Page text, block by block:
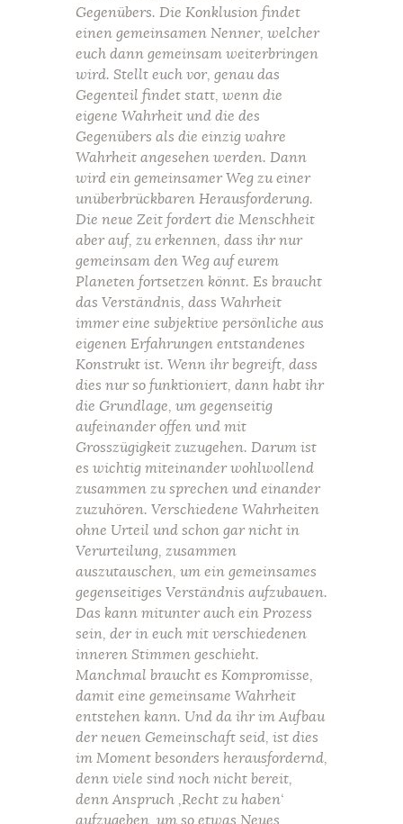
Gegenübers. Die Konklusion findet
einen gemeinsamen Nenner, welcher
euch dann gemeinsam weiterbringen
wird. Stellt euch vor, genau das
Gegenteil findet statt, wenn die
eigene Wahrheit und die des
Gegenübers als die einzig wahre
Wahrheit angesehen werden. Dann
wird ein gemeinsamer Weg zu einer
unüberbrückbaren Herausforderung.
Die neue Zeit fordert die Menschheit
aber auf, zu erkennen, dass ihr nur
gemeinsam den Weg auf eurem
Planeten fortsetzen könnt. Es braucht
das Verständnis, dass Wahrheit
immer eine subjektive persönliche aus
eigenen Erfahrungen entstandenes
Konstrukt ist. Wenn ihr begreift, dass
dies nur so funktioniert, dann habt ihr
die Grundlage, um gegenseitig
aufeinander offen und mit
Grosszügigkeit zuzugehen. Darum ist
es wichtig miteinander wohlwollend
zusammen zu sprechen und einander
zuzuhören. Verschiedene Wahrheiten
ohne Urteil und schon gar nicht in
Verurteilung, zusammen
auszutauschen, um ein gemeinsames
gegenseitiges Verständnis aufzubauen.
Das kann mitunter auch ein Prozess
sein, der in euch mit verschiedenen
inneren Stimmen geschieht.
Manchmal braucht es Kompromisse,
damit eine gemeinsame Wahrheit
entstehen kann. Und da ihr im Aufbau
der neuen Gemeinschaft seid, ist dies
im Moment besonders herausfordernd,
denn viele sind noch nicht bereit,
denn Anspruch ‚Recht zu haben‘
aufzugeben, um so etwas Neues,